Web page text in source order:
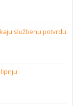
službenu potvrdu